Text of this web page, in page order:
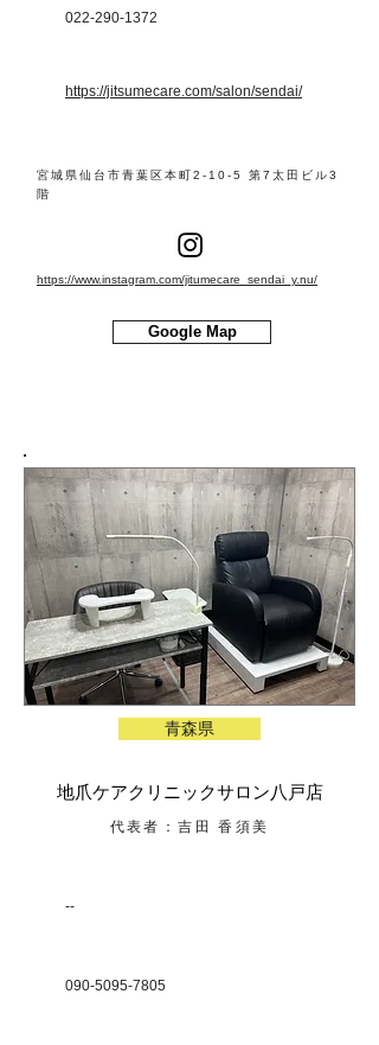
022-290-1372
https://jitsumecare.com/salon/sendai/
宮城県仙台市青葉区本町2-10-5 第7太田ビル3
階
https://www.instagram.com/jitumecare_sendai_y.nu/
Google Map
青森県
地爪ケアクリニックサロン八戸店
代表者：吉田 香須美
--
090-5095-7805